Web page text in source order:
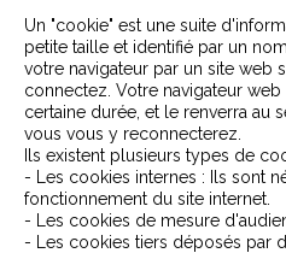
Un "cookie" est une suite
petite taille et identifié par un
votre navigateur par un site web
connectez. Votre navigateur
certaine durée, et le renverra au
vous vous y reconnecterez.
Ils existent plusieurs types de
- Les cookies internes : Ils sont
fonctionnement du site internet.
- Les cookies de mesure
- Les cookies tiers déposés par